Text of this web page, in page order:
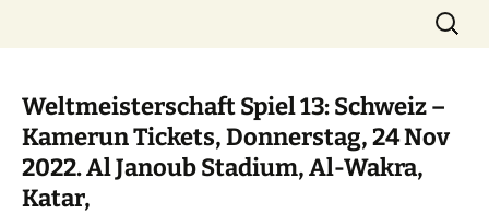
Search
for:
Weltmeisterschaft Spiel 13: Schweiz –
Kamerun Tickets, Donnerstag, 24 Nov
2022. Al Janoub Stadium, Al-Wakra,
Katar,